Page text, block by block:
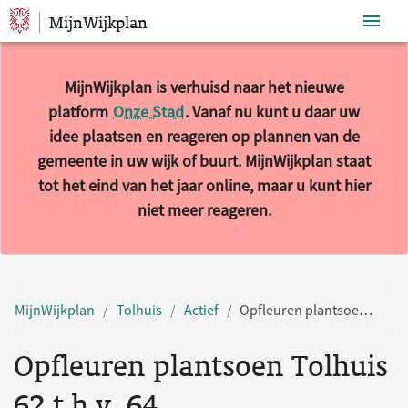
Sla navigatie over
MijnWijkplan
MijnWijkplan is verhuisd naar het nieuwe
platform Onze Stad. Vanaf nu kunt u daar uw
idee plaatsen en reageren op plannen van de
gemeente in uw wijk of buurt. MijnWijkplan staat
tot het eind van het jaar online, maar u kunt hier
niet meer reageren.
MijnWijkplan Tolhuis Actief Opfleuren plantsoen Tolhuis 62 t.h.v. 64
Opfleuren plantsoen Tolhuis